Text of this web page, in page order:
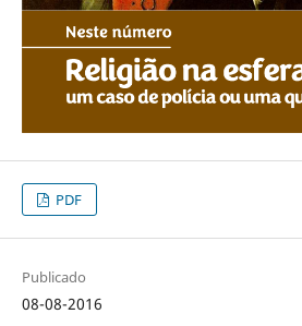
PDF
Publicado
08-08-2016